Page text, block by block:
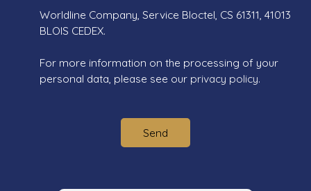
Worldline Company, Service Bloctel, CS 61311, 41013
BLOIS CEDEX.
For more information on the processing of your
personal data, please see our privacy policy.
Send